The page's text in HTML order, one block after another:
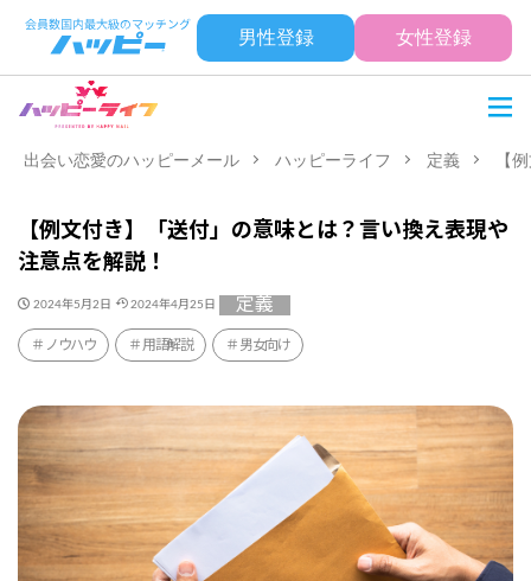
男性登録 女性登録
出会い恋愛のハッピーメール ハッピーライフ 定義 【
【例文付き】「送付」の意味とは？言い換え表現や
注意点を解説！
2024年5月2日 2024年4月25日 定義
ノウハウ 用語解説 男女向け